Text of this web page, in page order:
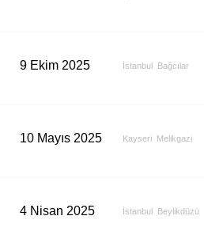
9 Ekim 2025 İstanbul Bağcılar
10 Mayıs 2025 Kayseri Melikgazi
4 Nisan 2025 İstanbul Beylikdüzü